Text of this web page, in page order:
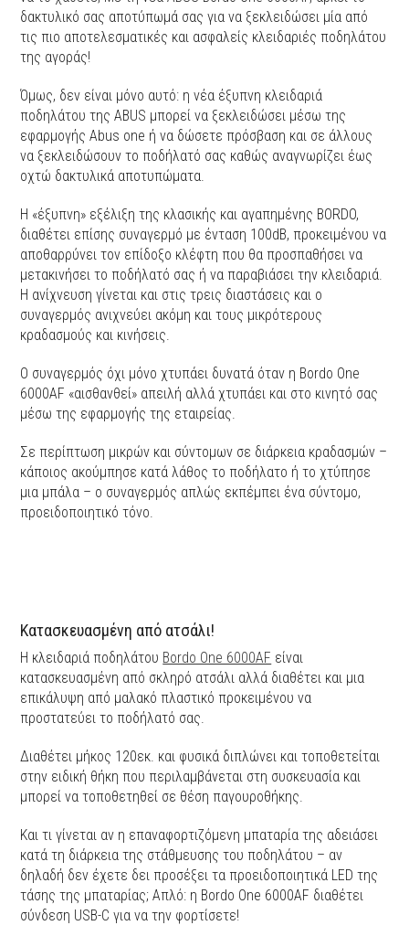
δακτυλικό σας αποτύπωμά σας για να ξεκλειδώσει μία από
τις πιο αποτελεσματικές και ασφαλείς κλειδαριές ποδηλάτου
της αγοράς!
Όμως, δεν είναι μόνο αυτό: η νέα έξυπνη κλειδαριά
ποδηλάτου της ABUS μπορεί να ξεκλειδώσει μέσω της
εφαρμογής Abus one ή να δώσετε πρόσβαση και σε άλλους
να ξεκλειδώσουν το ποδήλατό σας καθώς αναγνωρίζει έως
οχτώ δακτυλικά αποτυπώματα.
Η «έξυπνη» εξέλιξη της κλασικής και αγαπημένης BORDO,
διαθέτει επίσης συναγερμό με ένταση 100dB, προκειμένου να
αποθαρρύνει τον επίδοξο κλέφτη που θα προσπαθήσει να
μετακινήσει το ποδήλατό σας ή να παραβιάσει την κλειδαριά.
Η ανίχνευση γίνεται και στις τρεις διαστάσεις και ο
συναγερμός ανιχνεύει ακόμη και τους μικρότερους
κραδασμούς και κινήσεις.
Ο συναγερμός όχι μόνο χτυπάει δυνατά όταν η Bordo One
6000AF «αισθανθεί» απειλή αλλά χτυπάει και στο κινητό σας
μέσω της εφαρμογής της εταιρείας.
Σε περίπτωση μικρών και σύντομων σε διάρκεια κραδασμών –
κάποιος ακούμπησε κατά λάθος το ποδήλατο ή το χτύπησε
μια μπάλα – ο συναγερμός απλώς εκπέμπει ένα σύντομο,
προειδοποιητικό τόνο.
Κατασκευασμένη από ατσάλι!
Η κλειδαριά ποδηλάτου Bordo One 6000AF είναι
κατασκευασμένη από σκληρό ατσάλι αλλά διαθέτει και μια
επικάλυψη από μαλακό πλαστικό προκειμένου να
προστατεύει το ποδήλατό σας.
Διαθέτει μήκος 120εκ. και φυσικά διπλώνει και τοποθετείται
στην ειδική θήκη που περιλαμβάνεται στη συσκευασία και
μπορεί να τοποθετηθεί σε θέση παγουροθήκης.
Και τι γίνεται αν η επαναφορτιζόμενη μπαταρία της αδειάσει
κατά τη διάρκεια της στάθμευσης του ποδηλάτου – αν
δηλαδή δεν έχετε δει προσέξει τα προειδοποιητικά LED της
τάσης της μπαταρίας; Απλό: η Bordo One 6000AF διαθέτει
σύνδεση USB-C για να την φορτίσετε!